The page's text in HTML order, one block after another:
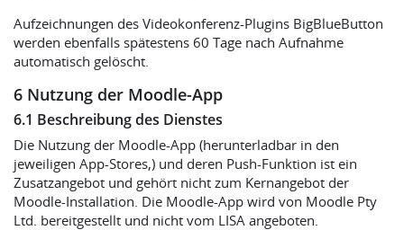
Aufzeichnungen des Videokonferenz-Plugins BigBlueButton
werden ebenfalls spätestens 60 Tage nach Aufnahme
automatisch gelöscht.
6 Nutzung der Moodle-App
6.1 Beschreibung des Dienstes
Die Nutzung der Moodle-App (herunterladbar in den
jeweiligen App-Stores,) und deren Push-Funktion ist ein
Zusatzangebot und gehört nicht zum Kernangebot der
Moodle-Installation. Die Moodle-App wird von Moodle Pty
Ltd. bereitgestellt und nicht vom LISA angeboten.